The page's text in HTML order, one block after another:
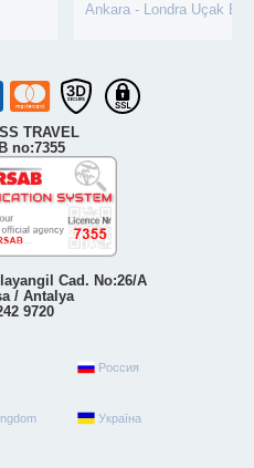
Ankara - Londra Uçak
TRAVEL
no:7355
Cad. No:26/A
/ Antalya
9720
Россия
Україна